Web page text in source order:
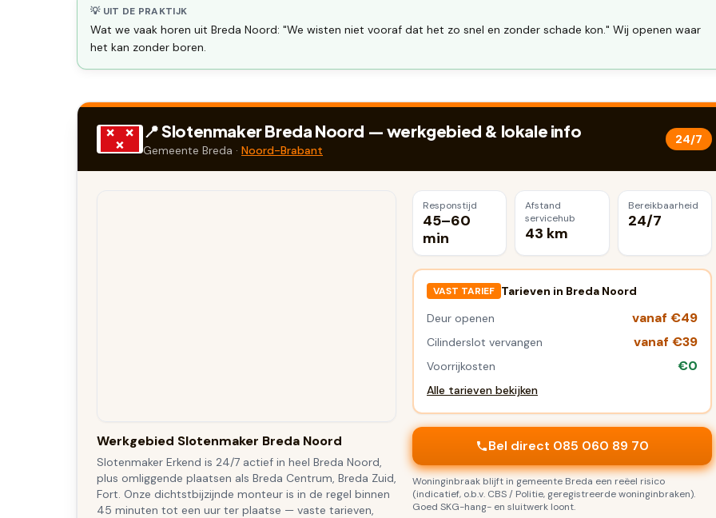
💡 UIT DE PRAKTIJK
Wat we vaak horen uit Breda Noord: "We wisten niet vooraf dat het zo snel en zonder schade kon." Wij openen waar
het kan zonder boren.
📍 SlotenmakerBreda Noord — werkgebied & lokale info
Gemeente Breda · Noord-Brabant
24/7
Werkgebied Slotenmaker Breda Noord
Slotenmaker Erkend is 24/7 actief in heel Breda Noord,
plus omliggende plaatsen als Breda Centrum, Breda Zuid,
Fort. Onze dichtstbijzijnde monteur is in de regel binnen
45 minuten tot een uur ter plaatse — vaste tarieven,
Responstijd
45–60
min
Afstand
servicehub
43 km
Bereikbaarheid
24/7
VAST TARIEF Tarieven in Breda Noord
Deur openen
vanaf €49
Cilinderslot vervangen vanaf €39
Voorrijkosten €0
Alle tarieven bekijken
Bel direct 085 060 89 70
Woninginbraak blijft in gemeente Breda een reëel risico
(indicatief, o.b.v. CBS / Politie, geregistreerde woninginbraken).
Goed SKG-hang- en sluitwerk loont.